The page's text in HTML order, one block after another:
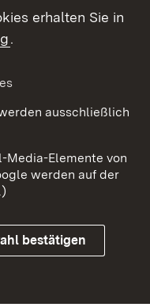
erhalten Sie in
.
ausschließlich
Elemente von
werden auf der
bestätigen